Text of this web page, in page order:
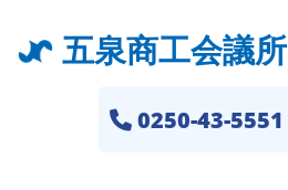
五泉商工会議所
0250-43-5551